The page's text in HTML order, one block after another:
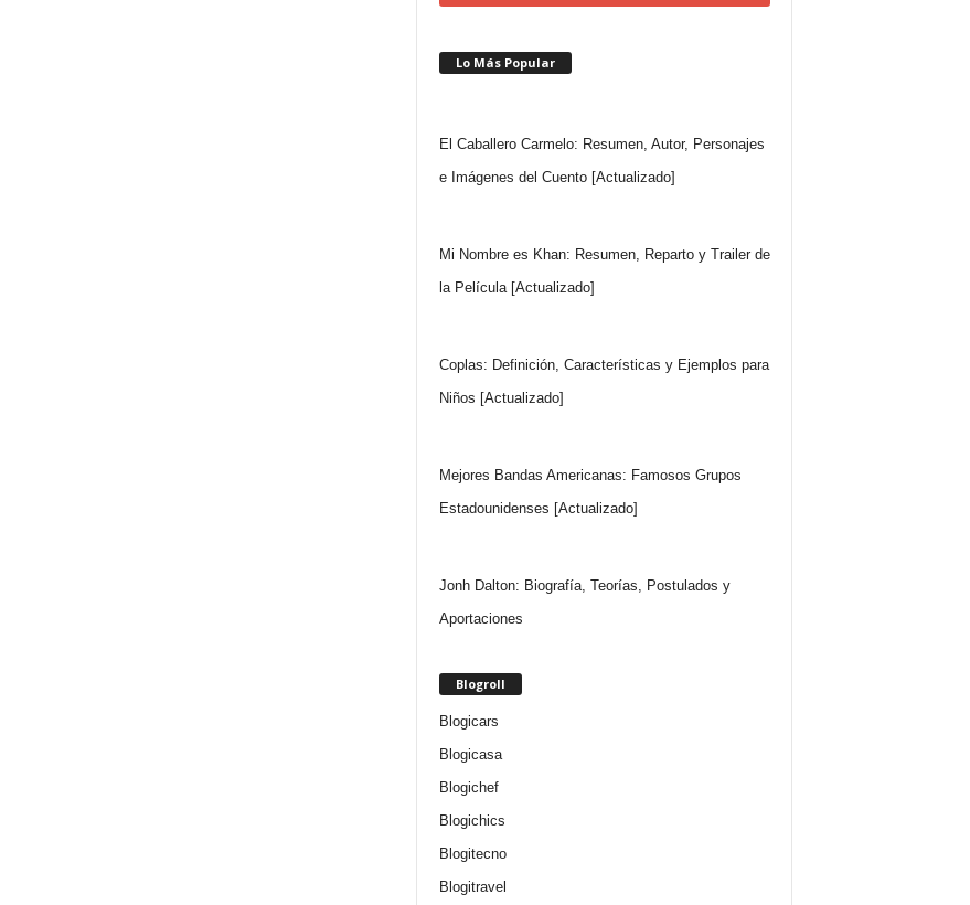
Lo Más Popular
El Caballero Carmelo: Resumen, Autor, Personajes
e Imágenes del Cuento [Actualizado]
Mi Nombre es Khan: Resumen, Reparto y Trailer de
la Película [Actualizado]
Coplas: Definición, Características y Ejemplos para
Niños [Actualizado]
Mejores Bandas Americanas: Famosos Grupos
Estadounidenses [Actualizado]
Jonh Dalton: Biografía, Teorías, Postulados y
Aportaciones
Blogroll
Blogicars
Blogicasa
Blogichef
Blogichics
Blogitecno
Blogitravel